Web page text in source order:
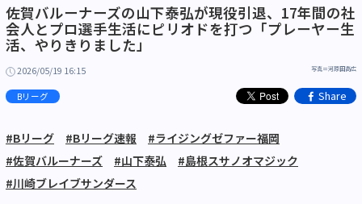
佐賀バルーナーズの山下泰弘が現役引退、17年間の社
会人とプロ選手生活にピリオドを打つ「プレーヤー生
活、やりきりました」
2026/05/19 16:15 写真＝河原田高広
Bリーグ Share
#Bリーグ #Bリーグ速報
#ライジングゼファー福岡
#佐賀バルーナーズ
#山下泰弘
#島根スサノオマジック
#川崎ブレイブサンダース